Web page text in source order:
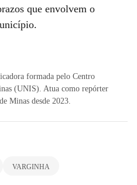
que envolvem o
formada pelo Centro
(UNIS). Atua como repórter
Minas desde 2023.
VARGINHA